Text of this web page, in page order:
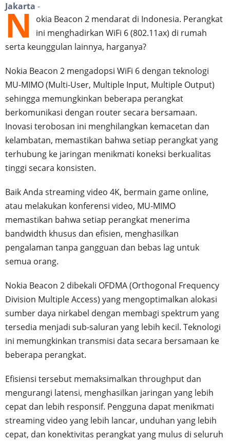
Jakarta -
N
okia Beacon 2 mendarat di Indonesia. Perangkat
ini menghadirkan WiFi 6 (802.11ax) di rumah
serta keunggulan lainnya, harganya?
Nokia Beacon 2 mengadopsi WiFi 6 dengan teknologi
MU-MIMO (Multi-User, Multiple Input, Multiple Output)
sehingga memungkinkan beberapa perangkat
berkomunikasi dengan router secara bersamaan.
Inovasi terobosan ini menghilangkan kemacetan dan
kelambatan, memastikan bahwa setiap perangkat yang
terhubung ke jaringan menikmati koneksi berkualitas
tinggi secara konsisten.
Baik Anda streaming video 4K, bermain game online,
atau melakukan konferensi video, MU-MIMO
memastikan bahwa setiap perangkat menerima
bandwidth khusus dan efisien, menghasilkan
pengalaman tanpa gangguan dan bebas lag untuk
semua orang.
Nokia Beacon 2 dibekali OFDMA (Orthogonal Frequency
Division Multiple Access) yang mengoptimalkan alokasi
sumber daya nirkabel dengan membagi spektrum yang
tersedia menjadi sub-saluran yang lebih kecil. Teknologi
ini memungkinkan transmisi data secara bersamaan ke
beberapa perangkat.
Efisiensi tersebut memaksimalkan throughput dan
mengurangi latensi, menghasilkan jaringan yang lebih
cepat dan lebih responsif. Pengguna dapat menikmati
streaming video yang lebih lancar, unduhan yang lebih
cepat, dan konektivitas perangkat yang mulus di seluruh